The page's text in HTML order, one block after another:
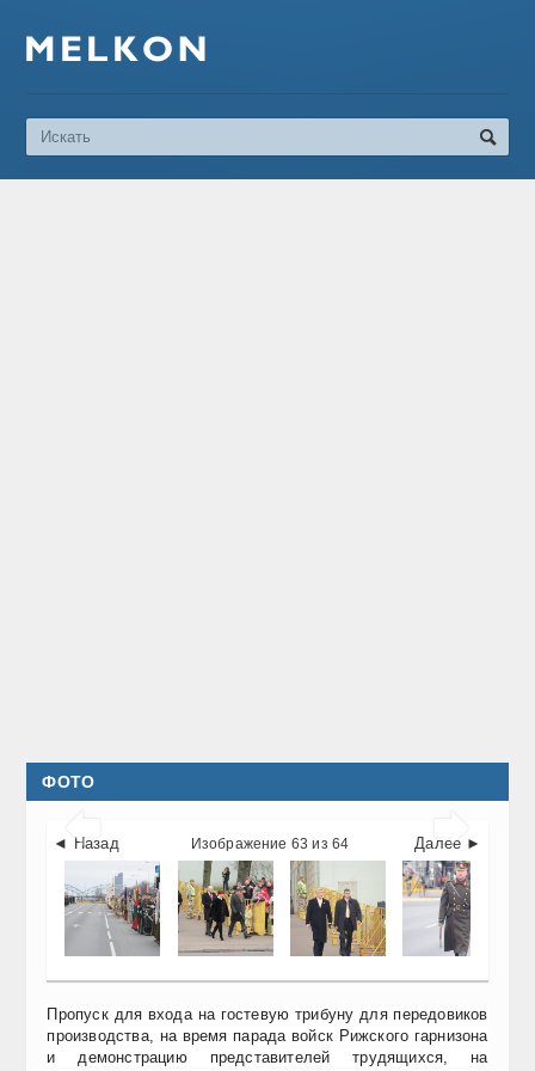
ФОТО
 
◄ Назад Далее ►
Изображение 63 из 64
Пропуск для входа на гостевую трибуну для передовиков
производства, на время парада войск Рижского гарнизона
и демонстрацию представителей трудящихся, на